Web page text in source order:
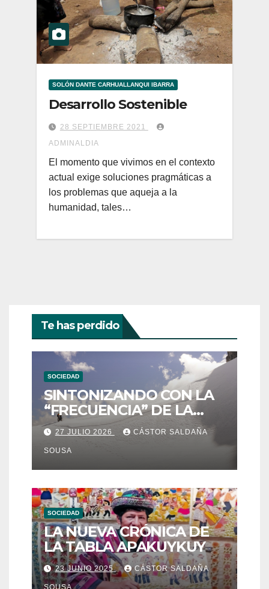
SOLÓN DANTE CARHUALLANQUI IBARRA
Desarrollo Sostenible
28 SEPTIEMBRE 2021
ADMINALDIA
El momento que vivimos en el contexto
actual exige soluciones pragmáticas a
los problemas que aqueja a la
humanidad, tales…
Te has perdido
SOCIEDAD
SINTONIZANDO CON LA
“FRECUENCIA” DE LA
ESTRELLA DE LA NIEVE:
QOYLLUR´RITTI
27 JULIO 2026 CÁSTOR SALDAÑA
SOUSA
SOCIEDAD
LA NUEVA CRÓNICA DE
LA TABLA APAKUYKUY
23 JUNIO 2025 CÁSTOR SALDAÑA
SOUSA